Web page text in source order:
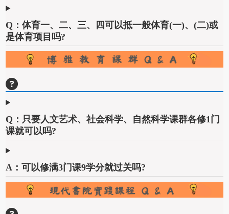
Q：体育一、二、三、四可以抵一般体育(一)、(二)或
是体育项目吗?
Q：只要人文艺术、社会科学、自然科学课群各修1门
课就可以吗?
A：可以修满3门课9学分就过关吗?